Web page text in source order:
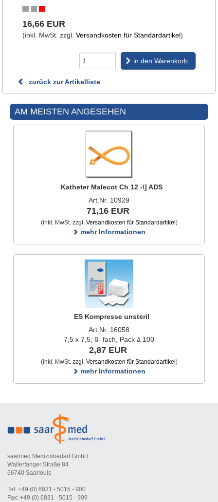
16,66 EUR
(inkl. MwSt. zzgl. Versandkosten für Standardartikel)
in den Warenkorb
zurück zur Artikelliste
AM MEISTEN ANGESEHEN
Katheter Malecot Ch 12 -\] ADS
Art.Nr. 10929
71,16 EUR
(inkl. MwSt. zzgl. Versandkosten für Standardartikel )
mehr Informationen
ES Kompresse unsteril
Art.Nr. 16058
7,5 x 7,5, 8- fach, Pack à 100
2,87 EUR
(inkl. MwSt. zzgl. Versandkosten für Standardartikel )
mehr Informationen
saarmed Medizinbedarf GmbH
Wallerfanger Straße 84
66740 Saarlouis
Tel: +49 (0) 6831 - 5015 - 900
Fax: +49 (0) 6831 - 5015 - 909